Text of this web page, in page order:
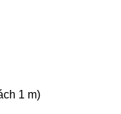
1 m)